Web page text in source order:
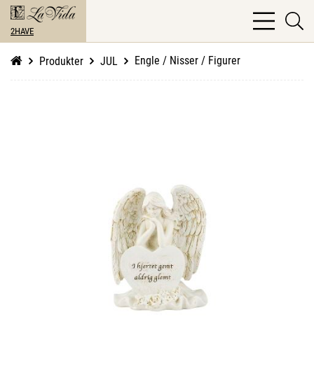
2HAVE
bars
light
Produkter JUL Engle / Nisser / Figurer